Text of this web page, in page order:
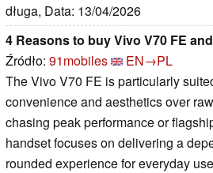
długa, Data: 13/04/2026
4 Reasons to buy Vivo V70 FE
Źródło: 91mobiles
EN→PL
The Vivo V70 FE is particularly
convenience and aesthetics over
chasing peak performance or
handset focuses on delivering a
rounded experience for everyday